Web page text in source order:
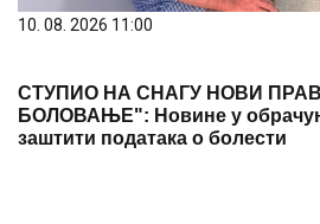
10. 08. 2026 11:00
СТУПИО НА СНАГУ НОВИ
БОЛОВАЊЕ": Новине у
заштити података о болести